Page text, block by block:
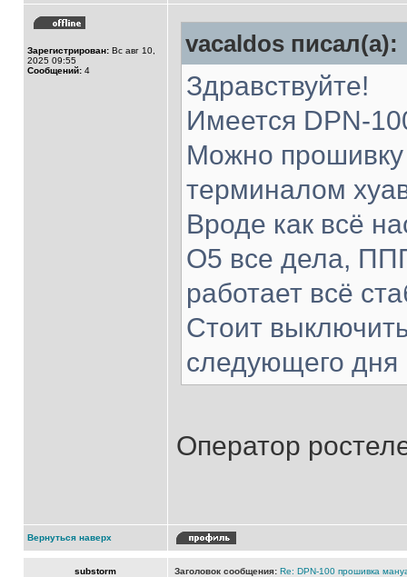
Зарегистрирован: Вс авг 10,
2025 09:55
Сообщений: 4
vacaldos писал(а):
Здравствуйте!
Имеется DPN-
Можно прошивку
терминалом
Вроде как всё
О5 все дела,
работает всё
Стоит
следующего дня
Оператор
Вернуться наверх
substorm Заголовок сообщения: Re: DPN-100 прошивка